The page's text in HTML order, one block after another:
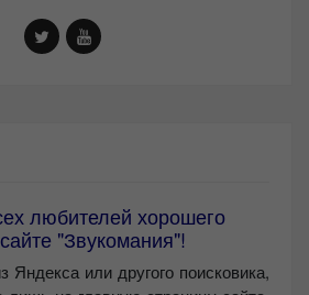
любителей хорошего
"Звукомания"!
или другого поисковика,